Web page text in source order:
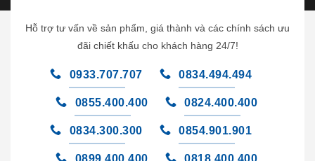
Hỗ trợ tư vấn về sản phẩm, giá thành và các chính sách ưu
đãi chiết khấu cho khách hàng 24/7!
0933.707.707 0834.494.494
0855.400.400 0824.400.400
0834.300.300 0854.901.901
0899.400.400 0818.400.400